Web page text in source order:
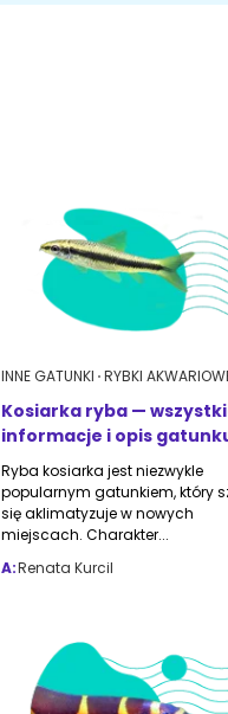
INNE GATUNKI RYBKI
Kosiarka ryba —
informacje i opis
Ryba kosiarka jest niezwykle
popularnym gatunkiem, który
się aklimatyzuje w nowych
miejscach. Charakter...
A:Renata Kurcil